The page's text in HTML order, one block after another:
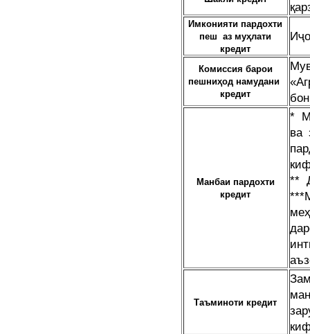
Имконияти пардохти
пеш
аз муҳлати
кредит
Комиссия барои
пешниҳод намудани
кредит
Манбаи пардохти
кредит
*
ва
**
Таъминоти кредит